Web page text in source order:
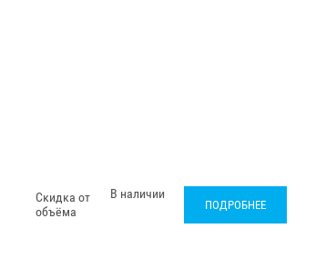
Скидка от
объёма
В наличии
ПОДРОБНЕЕ